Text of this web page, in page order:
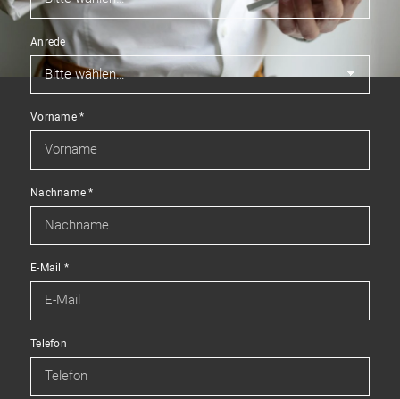
Anrede
Vorname*
Nachname*
E-Mail *
Telefon